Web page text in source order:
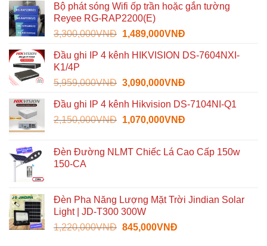
là:
1,600,000VNĐ.
tại
935,000VNĐ.
Bộ phát sóng Wifi ốp trần hoặc gắn tường
Reyee RG-RAP2200(E)
3,300,000VNĐ Giá
là:
1,489,000VNĐGiá
tại
1,489,000VNĐ.
Đầu ghi IP 4 kênh HIKVISION DS-7604NXI-
K1/4P
5,959,000VNĐ Giá
là:
5,959,000VNĐ.
3,090,000VNĐGiá
tại
là:
Đầu ghi IP 4 kênh Hikvision DS-7104NI-Q1
2,150,000VNĐ Giá
2,150,000VNĐ.
1,070,000VNĐGiá
là:
Đèn Đường NLMT Chiếc Lá Cao Cấp 150w
150-CA
Đèn Pha Năng Lượng Mặt Trời Jindian Solar
Light | JD-T300 300W
1,220,000VNĐ Giá
845,000VNĐGiá